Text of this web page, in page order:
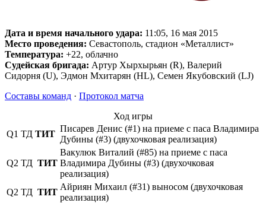
Дата и время начального удара: 11:05, 16 мая 2015
Место проведения: Севастополь, стадион «Металлист»
Температура: +22, облачно
Судейская бригада: Артур Хырхырьян (R), Валерий
Сидорня (U), Эдмон Мхитарян (HL), Семен Якубовский (LJ)
Составы команд · Протокол матча
Ход игры
Q1 ТД ТИТ
Писарев Денис (#1) на приеме с паса Владимира
Дубины (#3) (двухочковая реализация)
Q2 ТД ТИТ
Вакулюк Виталий (#85) на приеме с паса
Владимира Дубины (#3) (двухочковая
реализация)
Q2 ТД ТИТ
Айриян Михаил (#31) выносом (двухочковая
реализация)